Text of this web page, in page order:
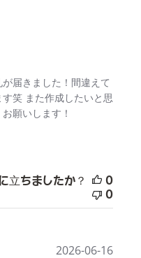
届きました！間違えて
笑 また作成したいと思
願いします！
立ちましたか？
0
0
2026-06-16